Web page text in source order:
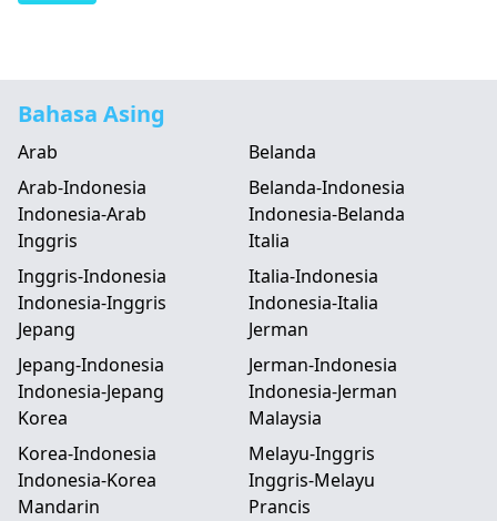
Bahasa Asing
Arab
Arab-Indonesia
Indonesia-Arab
Belanda
Belanda-Indonesia
Indonesia-Belanda
Inggris
Inggris-Indonesia
Indonesia-Inggris
Italia
Italia-Indonesia
Indonesia-Italia
Jepang
Jepang-Indonesia
Indonesia-Jepang
Jerman
Jerman-Indonesia
Indonesia-Jerman
Korea
Korea-Indonesia
Indonesia-Korea
Malaysia
Melayu-Inggris
Inggris-Melayu
Mandarin
Prancis